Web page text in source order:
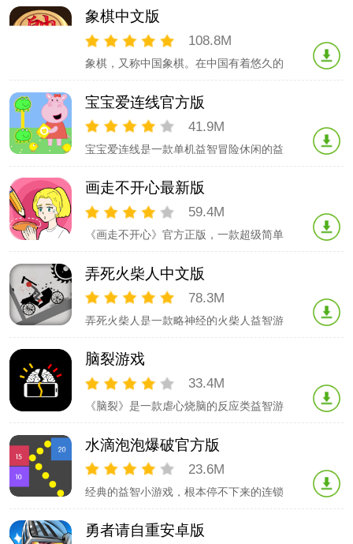
鸦引导着你找到“她”。塔楼里究竟隐藏着
怎么样的秘密？女祭司所说的一切让人困
惑不解，但这场全球性的灾变不是幻象，
女巫探险队，他们真的要毁灭世界吗？她
象棋中文版
108.8M
象棋，又称中国象棋。在中国有着悠久的
用具简单，趣味性强，成为流行极为广泛
的棋艺活动。有了这款象棋游戏，你无需
棋具、无需联网，只要在手机上轻轻一点
式，完善的电脑AI，多变的开局，不管是
宝宝爱连线官方版
41.9M
宝宝爱连线是一款单机益智冒险休闲的益
兽连线，来做一回连线解谜达人吧！ 【游
戏特色】 1、各种可爱炫酷的小怪兽. 2、
萌化人心的卡通宝宝界面. 3、流畅爽快的
动物连连看.2、在倒计时结束
画走不开心最新版
59.4M
《画走不开心》官方正版，一款超级简单
情景图中发现缺少的部分，然后在恰当的
位置画出来即可成功闯关，每个关卡都是
绘画和解谜的相结合，让你享受从未有过
弄死火柴人中文版
78.3M
弄死火柴人是一款略神经的火柴人益智游
楼、下车，每一种姿势都有全新的体验
哦，赶快来试一试吧！
脑裂游戏
33.4M
《脑裂》是一款虐心烧脑的反应类益智游
家的左右手协调能力从而训练玩家的左右
脑。游戏是由多个小游戏组成的，有弹
球、找不同、下一百层、打飞机等等。游
内有个脑力值的参数，可以引起玩家在社
水滴泡泡爆破官方版
23.6M
经典的益智小游戏，根本停不下来的连锁
大的水滴会爆炸，上下左右会出现4个小
水滴并向四周扩散，与周围的水滴相撞会
勇者请自重安卓版